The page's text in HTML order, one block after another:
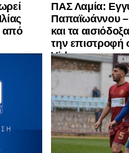
από
ΠΑΣ Λαμία:
Παπαϊωάννου
και τα
την επιστροφή
Vid